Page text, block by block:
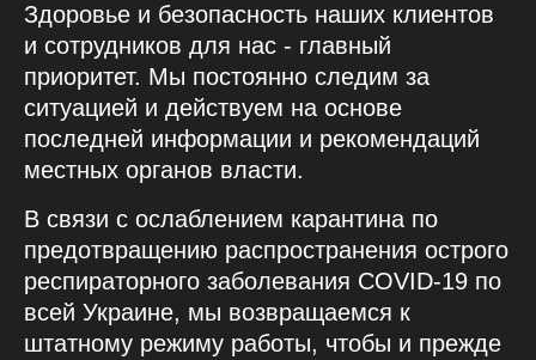
Здоровье и безопасность наших клиентов
и сотрудников для нас - главный
приоритет. Мы постоянно следим за
ситуацией и действуем на основе
последней информации и рекомендаций
местных органов власти.
В связи с ослаблением карантина по
предотвращению распространения острого
респираторного заболевания COVID-19 по
всей Украине, мы возвращаемся к
штатному режиму работы, чтобы и прежде